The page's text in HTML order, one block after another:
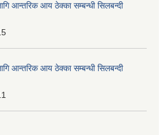
आन्तरिक आय ठेक्का सम्बन्धी सिलबन्दी
आन्तरिक आय ठेक्का सम्बन्धी सिलबन्दी